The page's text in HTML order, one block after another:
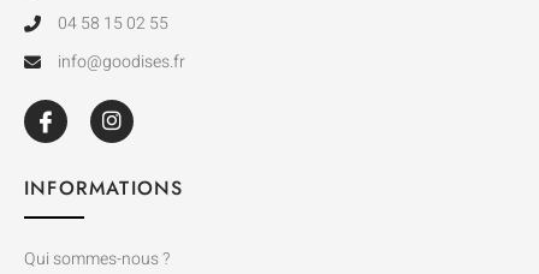
04 58 15 02 55
info@goodises.fr
INFORMATIONS
Qui sommes-nous ?